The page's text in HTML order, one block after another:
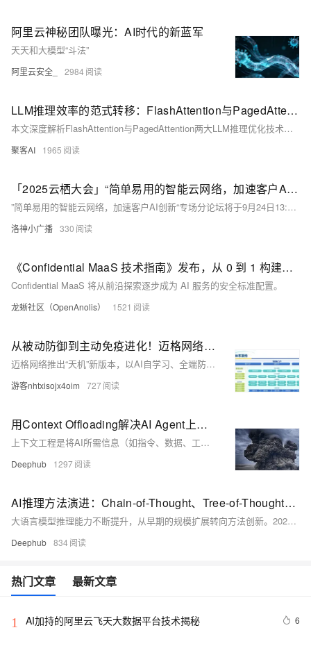
阿里云神秘团队曝光：AI时代的新蓝军
天天和大模型“斗法”
阿里云安全_ 2984
​​LLM推理效率的范式转移：FlashAttention与PagedAttention正在重塑AI部署的未来​
本文深度解析FlashAttention与PagedAttention两大LLM推理优化技术：前者通过分块计算提升注意力效率，后者借助分页管理降低KV Cache内存开销。二者分别从计算与内存维度突破性能瓶颈，显著提升大模型推理速度与吞吐量，是当前高效LLM系统的核心基石。建议收藏细读。
聚客AI 1965
「2025云栖大会」“简单易用的智能云网络，加速客户AI创新”专场分论坛诚邀莅临
”简单易用的智能云网络，加速客户AI创新“专场分论坛将于9月24日13:30-17:00在云栖小镇D1-5号馆举办，本场技术分论坛将发布多项云网络创新成果，深度揭秘支撑AI时代的超低时延、自适应调度与跨域协同核心技术。同时来自领先企业的技术先锋将首次公开其在模型训练、企业出海等高复杂场景中的突破性实践，展现如何通过下一代云网络实现算力效率跃升与成本重构，定义AI时代网络新范式。
洛神小广播 330
《Confidential MaaS 技术指南》发布，从 0 到 1 构建可验证 AI 推理环境
Confidential MaaS 将从前沿探索逐步成为 AI 服务的安全标准配置。
龙蜥社区（OpenAnolis） 1521
从被动防御到主动免疫进化！迈格网络 “天机” AI 安全防护平台，助推全端防护性能提升
迈格网络推出“天机”新版本，以AI自学习、全端防护、主动安全三大核心能力，重构网络安全防线。融合AI引擎与DeepSeek-R1模型，实现威胁预测、零日防御、自动化响应，覆盖Web、APP、小程序全场景，助力企业从被动防御迈向主动免疫，护航数字化转型。
游客nhtxisojx4oim 727
用Context Offloading解决AI Agent上下文污染，提升推理准确性
上下文工程是将AI所需信息（如指令、数据、工具等）动态整合到模型输入中，以提升其表现。本文探讨了“上下文污染”问题，并提出“上下文卸载”策略，通过LangGraph实现，有效缓解长文本处理中的信息干扰与模型幻觉，提升AI代理的决策准确性与稳定性。
Deephub 1297
AI推理方法演进：Chain-of-Thought、Tree-of-Thought与Graph-of-Thought技术对比分析
大语言模型推理能力不断提升，从早期的规模扩展转向方法创新。2022年Google提出Chain-of-Thought（CoT），通过展示推理过程显著提升模型表现。随后，Tree-of-Thought（ToT）和Graph-of-Thought（GoT）相继出现，推理结构由线性链条演进为树状分支，最终发展为支持多节点连接的图网络。CoT成本低但易错传，ToT支持多路径探索与回溯，GoT则实现非线性、多维推理，适合复杂任务。三者在计算成本与推理能力上形成递进关系，推动AI推理向更接近人类思维的方向发展。
Deephub 834
热门文章 最新文章
1 AI加持的阿里云飞天大数据平台技术揭秘 6